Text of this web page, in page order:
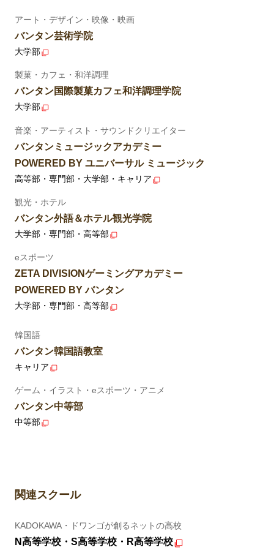
アート・デザイン・映像・映画
バンタン芸術学院
大学部
製菓・カフェ・和洋調理
バンタン国際製菓カフェ和洋調理学院
大学部
音楽・アーティスト・サウンドクリエイター
バンタンミュージックアカデミー
POWERED BY ユニバーサル ミュージック
高等部・専門部・大学部・キャリア
観光・ホテル
バンタン外語＆ホテル観光学院
大学部・専門部・高等部
eスポーツ
ZETA DIVISIONゲーミングアカデミー
POWERED BY バンタン
大学部・専門部・高等部
韓国語
バンタン韓国語教室
キャリア
ゲーム・イラスト・eスポーツ・アニメ
バンタン中等部
中等部
関連スクール
KADOKAWA・ドワンゴが創るネットの高校
N高等学校・S高等学校・R高等学校